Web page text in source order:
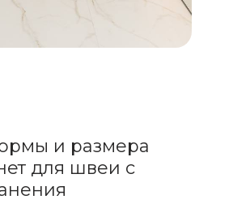
и размера
для швеи с